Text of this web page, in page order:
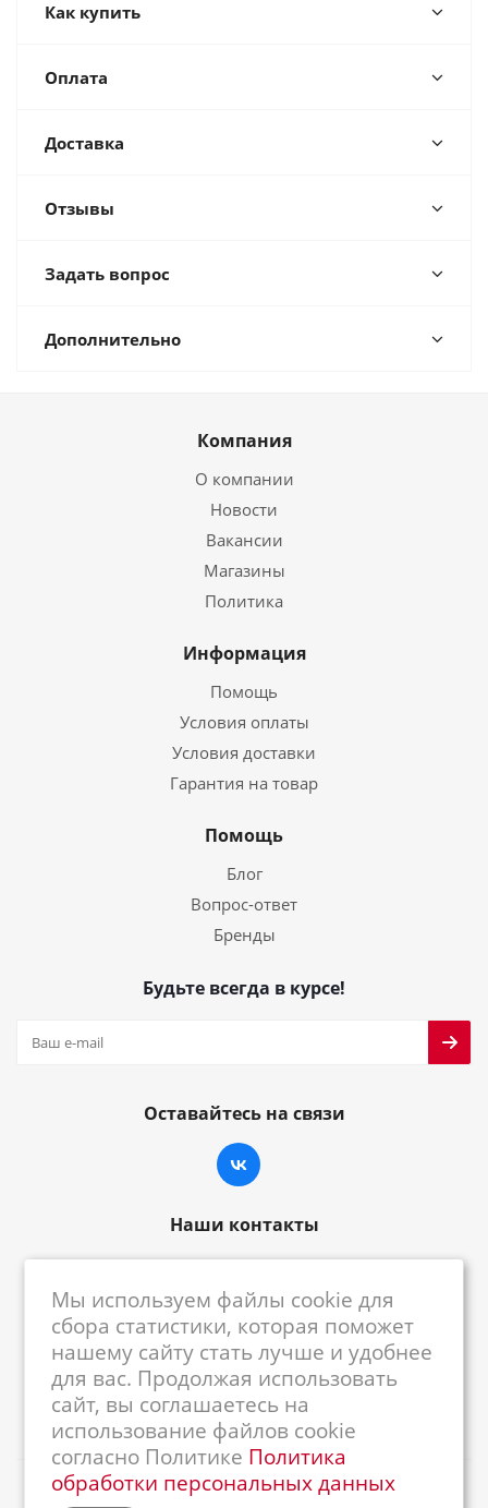
Как купить
Оплата
Доставка
Отзывы
Задать вопрос
Дополнительно
Компания
О компании
Новости
Вакансии
Магазины
Политика
Информация
Помощь
Условия оплаты
Условия доставки
Гарантия на товар
Помощь
Блог
Вопрос-ответ
Бренды
Будьте всегда в курсе!
Оставайтесь на связи
Наши контакты
centrkkm@centrkkm.ru
185005, г. Петрозаводск, ул. Промышленная,
1/26
Мы используем файлы cookie для
сбора статистики, которая поможет
нашему сайту стать лучше и удобнее
для вас. Продолжая использовать
сайт, вы соглашаетесь на
использование файлов cookie
согласно Политике Политика
обработки персональных данных